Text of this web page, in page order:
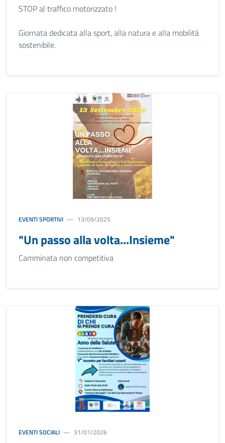
STOP al traffico motorizzato !
Giornata dedicata alla sport, alla natura e alla mobilità
sostenibile.
EVENTI SPORTIVI 13/09/2025
"Un passo alla volta...Insieme"
Camminata non competitiva
EVENTI SOCIALI 31/01/2026